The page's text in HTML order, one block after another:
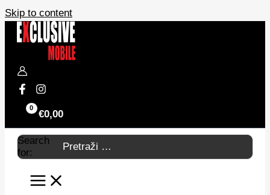
Skip to content
€0,00
Search
for: